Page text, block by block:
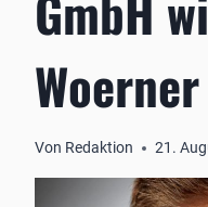
Woerner
Von Redaktion 21.